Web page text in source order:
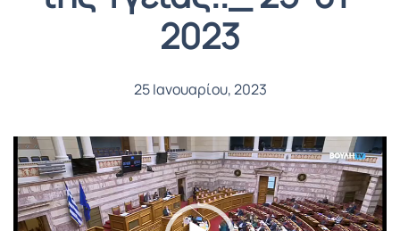
2023
25 Ιανουαρίου, 2023
Πρόγραμμα
Αναπαραγωγής
Βίντεο